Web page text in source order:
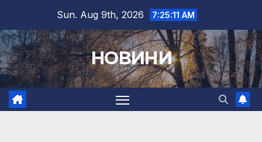
content
Sun. Aug 9th, 2026 7:25:11 AM
НОВИНИ